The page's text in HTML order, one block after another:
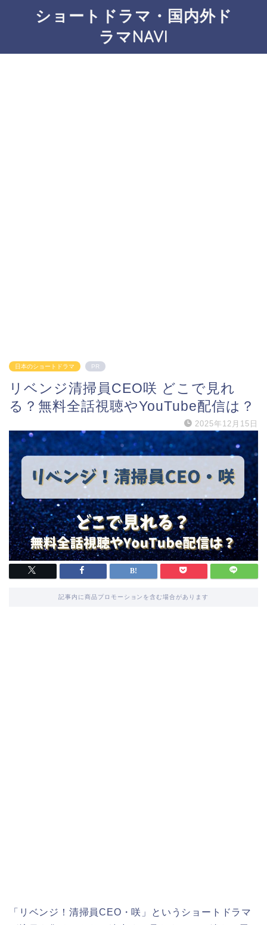
ショートドラマ・国内外ド
ラマNAVI
日本のショートドラマ PR
リベンジ清掃員CEO咲 どこで見れ
る？無料全話視聴やYouTube配信は？
2025年12月15日
記事内に商品プロモーションを含む場合があります
「リベンジ！清掃員CEO・咲」というショートドラマ